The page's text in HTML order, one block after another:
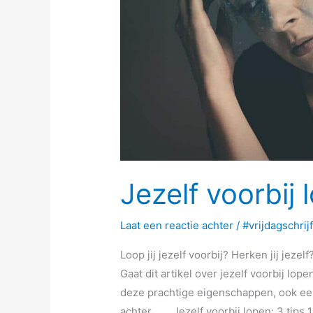
Jezelf voorbij
Laat een reactie achter /
Loop jij jezelf voorbij? Herken jij
Gaat dit artikel over jezelf voorbij
deze prachtige eigenschappen, ook